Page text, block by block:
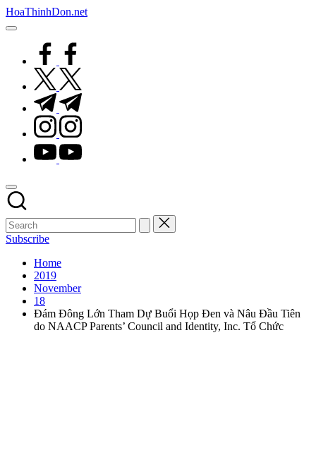
Skip
to
HoaThinhDon.net
Vietnamese
Washington
Metropolitan
facebook.com
twitter.com
t.me
instagram.com
youtube.com
Subscribe
Home
2019
November
18
Đám Đông Lớn Tham Dự Buổi Họp Đen và Nâu Đầu Tiên
do NAACP Parents’ Council and Identity, Inc. Tổ Chức